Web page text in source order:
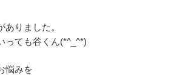
りました。
っても谷くん(*^_^*)
悩みを